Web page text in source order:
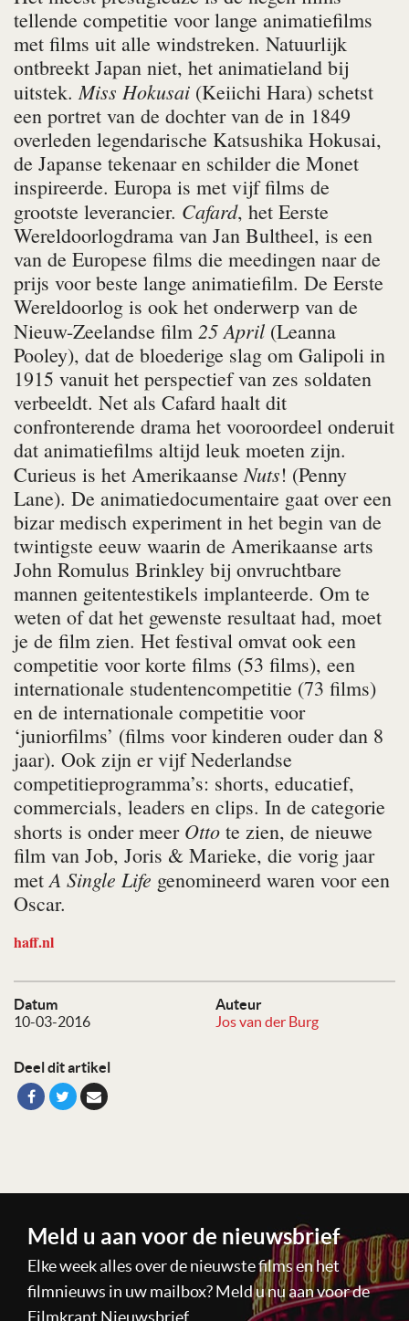
Datum
10-03-2016
Auteur
Jos van der Burg
Deel dit artikel
tellende competitie voor lange animatiefilms
met films uit alle windstreken. Na­tuurlijk
ontbreekt Japan niet, het animatieland bij
uitstek.Miss Hokusai (Keiichi Hara) schetst
een portret van de dochter van de in 1849
overleden legendarische Katsushika Hoku­sai,
de Japanse tekenaar en schilder die Monet
inspireerde. Europa is met vijf films de
grootste leverancier. Cafard, het Eerste
Wereld­oorlogdrama van Jan Bultheel, is een
van de Europese films die meedingen naar de
prijs voor beste lange animatiefilm. De Eerste
Wereldoorlog is ook het onderwerp van de
Nieuw-Zeelandse film 25 April (Leanna
Pooley), dat de bloederige slag om Galipoli in
1915 vanuit het perspectief van zes soldaten
verbeeldt. Net als Cafard haalt dit
confronterende drama het vooroordeel onderuit
dat animatiefilms altijd leuk moeten zijn.
Curieus is het AmerikaanseNuts! (Penny
Lane). De animatiedocumentaire gaat over een
bizar medisch experiment in het begin van de
twintigste eeuw waarin de Amerikaanse arts
John Romulus Brinkley bij onvruchtbare
mannen geitentestikels implanteerde. Om te
weten of dat het gewenste resultaat had, moet
je de film zien. Het festival omvat ook een
competitie voor korte films (53 films), een
internationale studentencompetitie (73 films)
en de internationale competitie voor
‘juniorfilms’ (films voor kinderen ouder dan 8
jaar). Ook zijn er vijf Nederlandse
competitieprogramma’s: shorts, educatief,
commercials, leaders en clips. In de categorie
shorts is onder meer Otto te zien, de nieuwe
film van Job, Joris & Marieke, die vorig jaar
metA Single Life genomineerd waren voor een
Oscar.
haff.nl
Meld u aan voor de nieuwsbrief
Elke week alles over de nieuwste films en het
filmnieuws in uw mailbox? Meld u nu aan voor de
Filmkrant Nieuwsbrief.